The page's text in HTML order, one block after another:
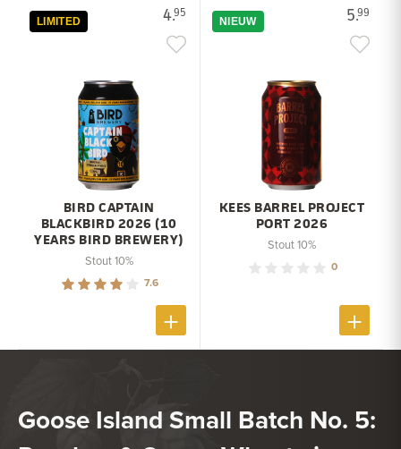
4.95
LIMITED
BIRD CAPTAIN
BLACKBIRD 2026 (10
YEARS BIRD BREWERY)
Stout 10%
7.6
5.99
NIEUW
KEES BARREL PROJECT
PORT 2026
Stout 10%
0
Goose Island Small Batch No. 5: